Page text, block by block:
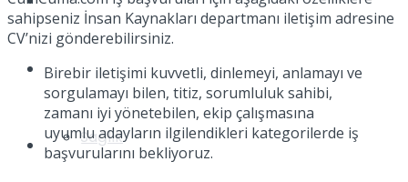
Sağlık
Türkiye
Müzik
sahipseniz İnsan Kaynakları departmanı iletişim adresine
CV’nizi gönderebilirsiniz.
Birebir iletişimi kuvvetli, dinlemeyi, anlamayı ve
sorgulamayı bilen, titiz, sorumluluk sahibi,
zamanı iyi yönetebilen, ekip çalışmasına
uyumlu adayların ilgilendikleri kategorilerde iş
başvurularını bekliyoruz.